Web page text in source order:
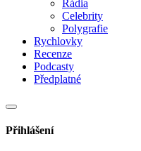
Rádia
Celebrity
Polygrafie
Rychlovky
Recenze
Podcasty
Předplatné
Přihlášení